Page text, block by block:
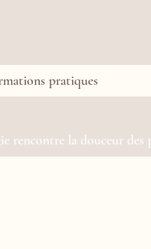
pratiques
rencontre la douceur des